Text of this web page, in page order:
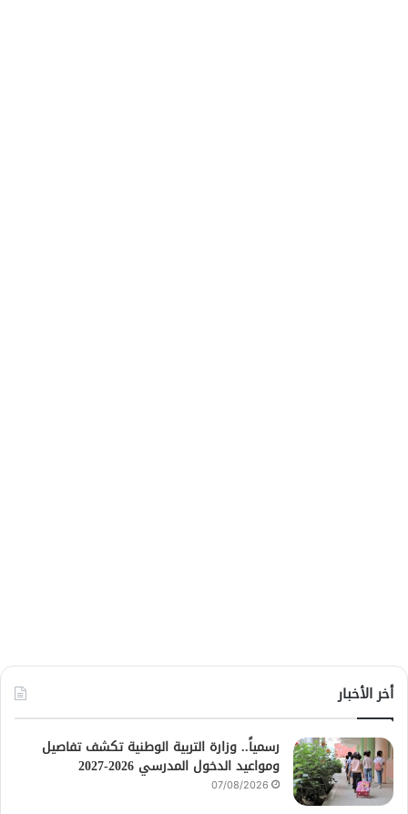
أخر الأخبار
رسمياً.. وزارة التربية الوطنية تكشف تفاصيل
ومواعيد الدخول المدرسي 2026-2027
07/08/2026